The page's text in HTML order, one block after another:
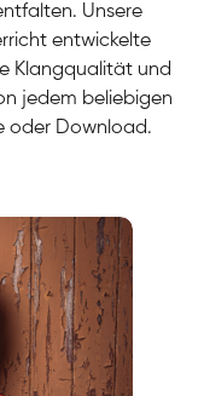
Unsere
entwickelte
Klangqualität und
jedem beliebigen
oder Download.